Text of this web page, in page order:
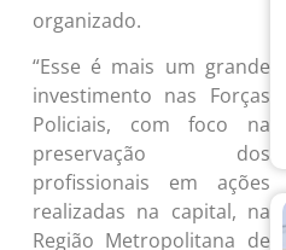
organizado.
“Esse é mais um grande
investimento nas Forças
Policiais, com foco na
preservação dos
profissionais em ações
realizadas na capital, na
Região Metropolitana de